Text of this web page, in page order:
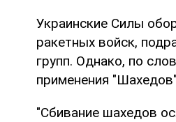
Украинские Силы
ракетных войск,
групп. Однако, по
применения
"Сбивание шахедов